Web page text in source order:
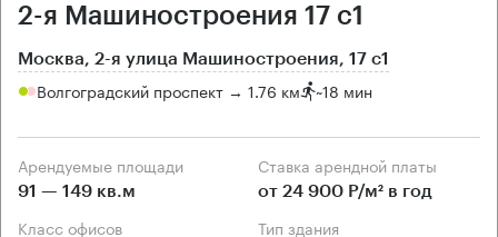
2-я Машиностроения 17 с1
Москва, 2-я улица Машиностроения, 17 с1
Волгоградский проспект → 1.76 км ~18 мин
Арендуемые площади
91 — 149 кв.м
Ставка арендной платы
от 24 900 Р/м² в год
Класс офисов Тип здания